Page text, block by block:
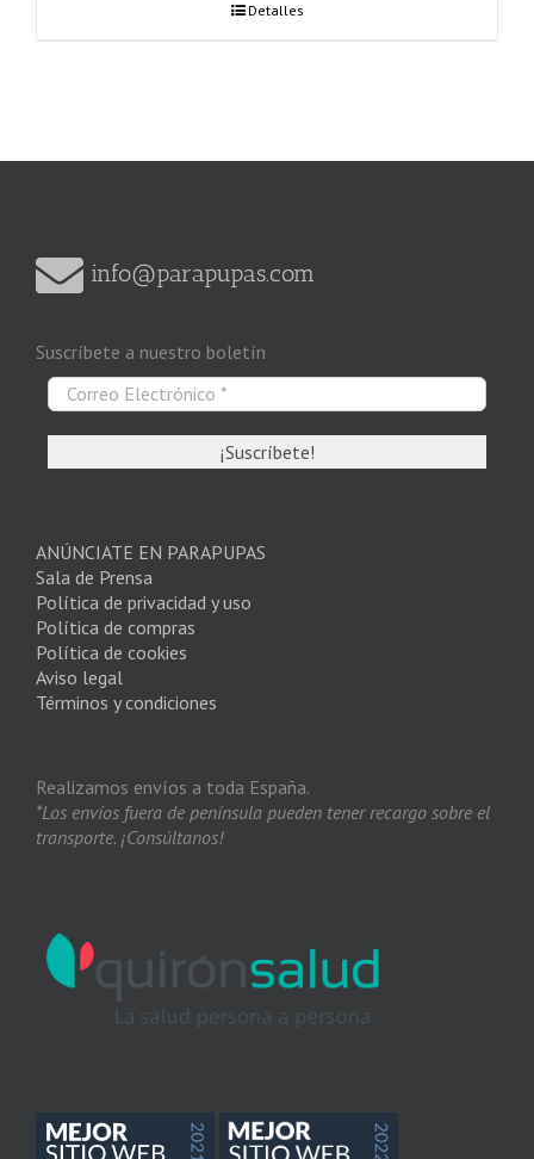
Detalles
info@parapupas.com
Suscríbete a nuestro boletín
ANÚNCIATE EN PARAPUPAS
Sala de Prensa
Política de privacidad y uso
Política de compras
Política de cookies
Aviso legal
Términos y condiciones
Realizamos envíos a toda España.
*Los envíos fuera de península pueden tener recargo sobre el
transporte. ¡Consúltanos!